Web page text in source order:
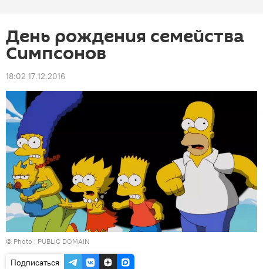
День рождения семейства
Симпсонов
18:02 17.12.2016
© Photo : PUBLIC DOMAIN
Подписаться